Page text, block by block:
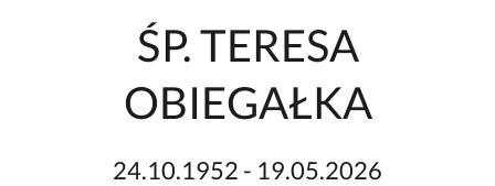
ŚP. TERESA
OBIEGAŁKA
24.10.1952 - 19.05.2026